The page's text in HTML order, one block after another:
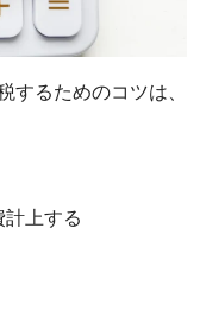
するためのコツは、
上する